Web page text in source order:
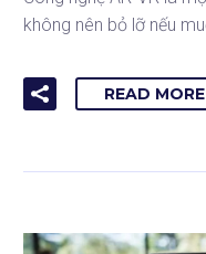
không nên bỏ lỡ nếu
READ MORE